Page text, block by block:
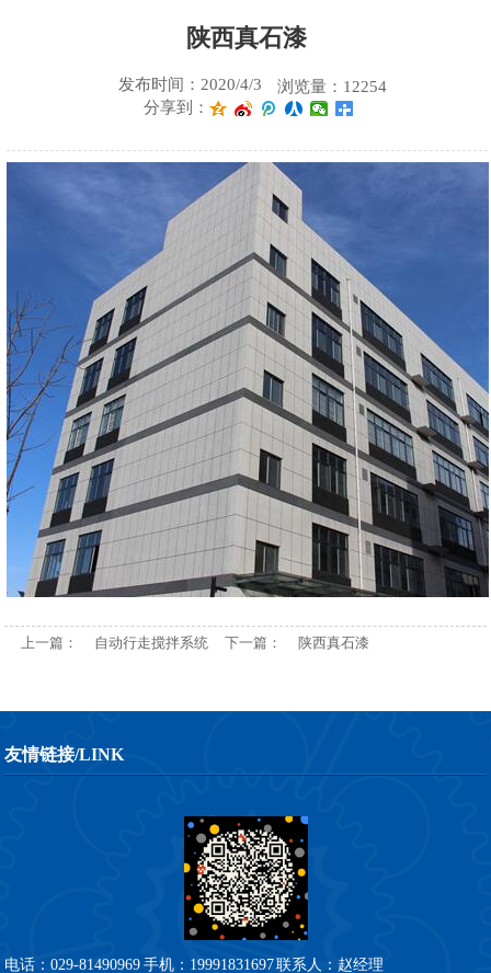
陕西真石漆
发布时间：2020/4/3
浏览量：12254
分享到：
上一篇： 自动行走搅拌系统 下一篇： 陕西真石漆
友情链接/LINK
电话：029-81490969 手机：19991831697联系人：赵经理